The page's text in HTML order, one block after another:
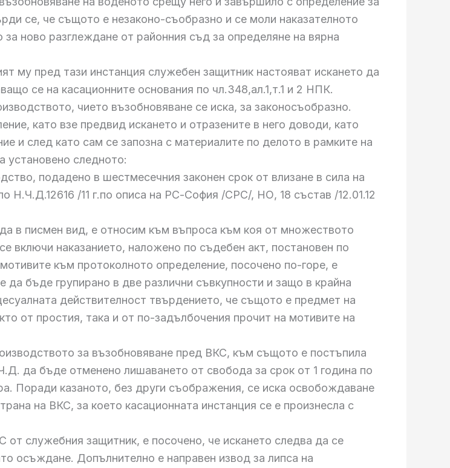
се, че същото е незаконо-съобразно и се моли наказателното
ново разглеждане от районния съд за определяне на вярна
му пред тази инстанция служебен защитник настояват искането да
се на касационните основания по чл.348,ал.1,т.1 и 2 НПК.
чието възобновяване се иска, за законосъобразно.
като взе предвид искането и отразените в него доводи, като
и след като сам се запозна с материалите по делото в рамките на
установено следното:
подадено в шестмесечния законен срок от влизане в сила на
Н.Ч.Д.12616 /11 г.по описа на РС-София /СРС/, НО, 18 състав /12.01.12
в писмен вид, е относим към въпроса към коя от множеството
включи наказанието, наложено по съдебен акт, постановен по
към протоколното определение, посочено по-горе, е
бъде групирано в две различни съвкупности и защо в крайна
действителност твърдението, че същото е предмет на
от простия, така и от по-задълбочения прочит на мотивите на
за възобновяване пред ВКС, към същото е постъпила
да бъде отменено лишаването от свобода за срок от 1 година по
Поради казаното, без други съображения, се иска освобождаване
на ВКС, за което касационната инстанция се е произнесла с
служебния защитник, е посочено, че искането следва да се
осъждане. Допълнително е направен извод за липса на